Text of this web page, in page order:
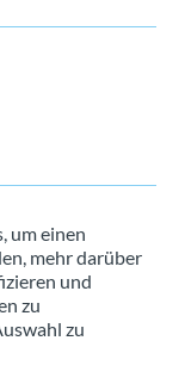
um einen
mehr darüber
und
zu
zu